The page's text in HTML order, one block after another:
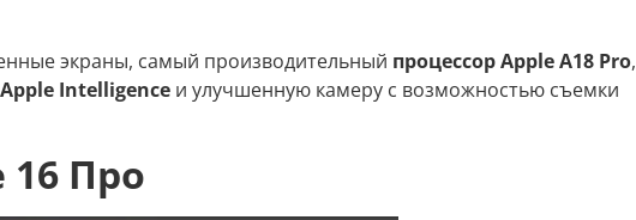
экраны, самый производительный процессор Apple A18 Pro,
Intelligence и улучшенную камеру с возможностью съемки
16 Про